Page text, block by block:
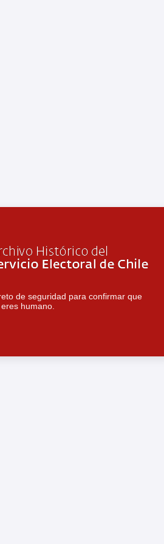
de seguridad para confirmar que
eres humano.